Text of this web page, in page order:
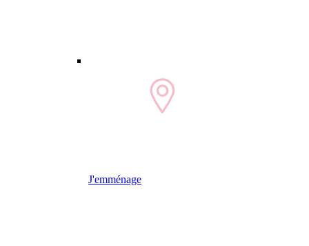
J'emménage